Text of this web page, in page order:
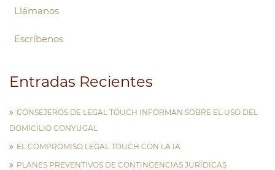
Llámanos
Escríbenos
Entradas Recientes
CONSEJEROS DE LEGAL TOUCH INFORMAN SOBRE EL USO DEL
DOMICILIO CONYUGAL
EL COMPROMISO LEGAL TOUCH CON LA IA
PLANES PREVENTIVOS DE CONTINGENCIAS JURÍDICAS